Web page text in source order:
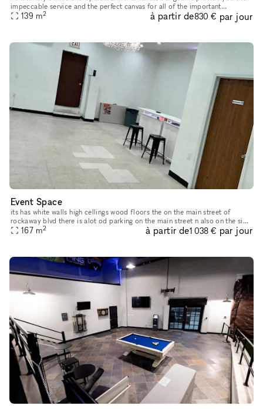
impeccable service and the perfect canvas for all of the important
celebrations in your life. A perfect place to host all typ
139 m2 à partir de830 € par jour
Event Space
its has white walls high cellings wood floors the on the main street of
rockaway blvd there is alot od parking on the main street n also on the side
blocks parking is never a problem, there is also h
167 m2 à partir de1 038 € par jour